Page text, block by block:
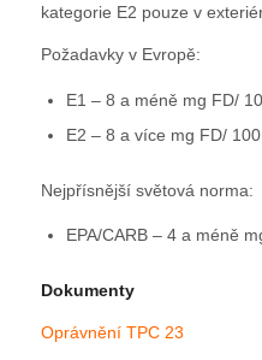
kategorie E2 pouze v
Požadavky v Evropě:
E1 – 8 a méně mg FD/
E2 – 8 a více mg FD/
Nejpřísnější světová norma:
EPA/CARB – 4 a méně
Dokumenty
Oprávnění TPC 23